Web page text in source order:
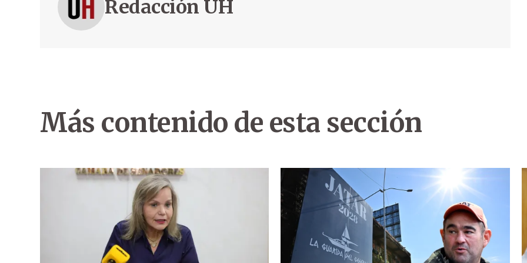
Redacción ÚH
Más contenido de esta sección